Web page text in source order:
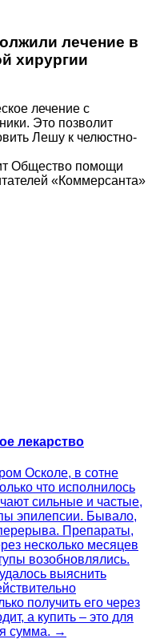
лечение в
хирургии
лечение с
Это позволит
Лешу к челюстно-
Общество помощи
«Коммерсанта»
лекарство
Осколе, в сотне
что исполнилось
сильные и частые,
эпилепсии. Бывало,
Препараты,
несколько месяцев
возобновлялись.
выяснить
получить его через
а купить – это для
сумма. →